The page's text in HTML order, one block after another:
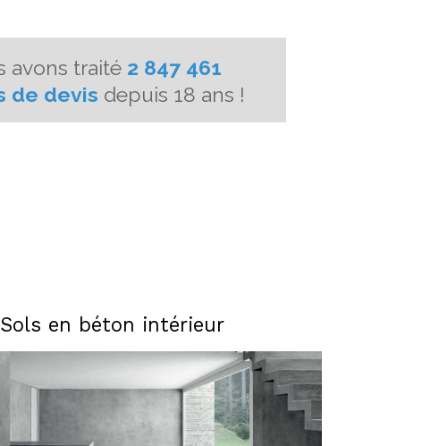
Sols en béton intérieur